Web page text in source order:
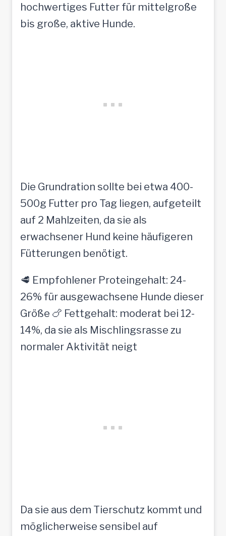
hochwertiges Futter für mittelgroße
bis große, aktive Hunde.
Die Grundration sollte bei etwa 400-
500g Futter pro Tag liegen, aufgeteilt
auf 2 Mahlzeiten, da sie als
erwachsener Hund keine häufigeren
Fütterungen benötigt.
🥩 Empfohlener Proteingehalt: 24-
26% für ausgewachsene Hunde dieser
Größe 🍗 Fettgehalt: moderat bei 12-
14%, da sie als Mischlingsrasse zu
normaler Aktivität neigt
Da sie aus dem Tierschutz kommt und
möglicherweise sensibel auf